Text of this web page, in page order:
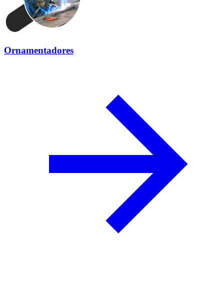
Ornamentadores